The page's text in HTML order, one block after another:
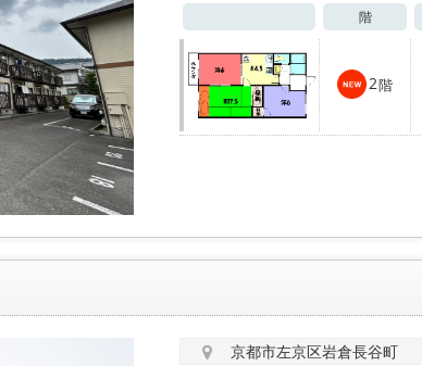
階
2階
京都市左京区岩倉長谷町